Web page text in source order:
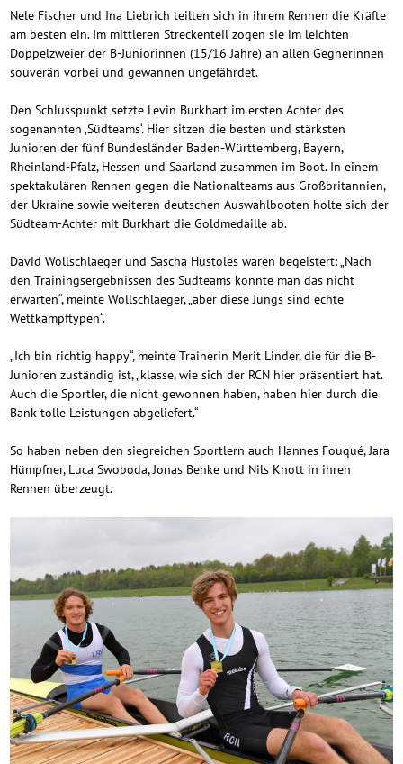
Nele Fischer und Ina Liebrich teilten sich in ihrem Rennen die Kräfte
am besten ein. Im mittleren Streckenteil zogen sie im leichten
Doppelzweier der B-Juniorinnen (15/16 Jahre) an allen Gegnerinnen
souverän vorbei und gewannen ungefährdet.
Den Schlusspunkt setzte Levin Burkhart im ersten Achter des
sogenannten ‚Südteams‘. Hier sitzen die besten und stärksten
Junioren der fünf Bundesländer Baden-Württemberg, Bayern,
Rheinland-Pfalz, Hessen und Saarland zusammen im Boot. In einem
spektakulären Rennen gegen die Nationalteams aus Großbritannien,
der Ukraine sowie weiteren deutschen Auswahlbooten holte sich der
Südteam-Achter mit Burkhart die Goldmedaille ab.
David Wollschlaeger und Sascha Hustoles waren begeistert: „Nach
den Trainingsergebnissen des Südteams konnte man das nicht
erwarten“, meinte Wollschlaeger, „aber diese Jungs sind echte
Wettkampftypen“.
„Ich bin richtig happy“, meinte Trainerin Merit Linder, die für die B-
Junioren zuständig ist, „klasse, wie sich der RCN hier präsentiert hat.
Auch die Sportler, die nicht gewonnen haben, haben hier durch die
Bank tolle Leistungen abgeliefert.“
So haben neben den siegreichen Sportlern auch Hannes Fouqué, Jara
Hümpfner, Luca Swoboda, Jonas Benke und Nils Knott in ihren
Rennen überzeugt.